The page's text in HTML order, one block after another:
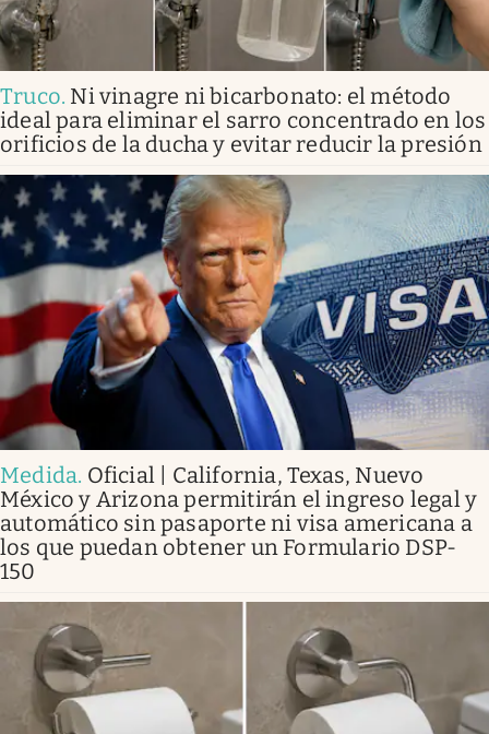
Truco. Ni vinagre ni bicarbonato: el método
ideal para eliminar el sarro concentrado en los
orificios de la ducha y evitar reducir la presión
Medida. Oficial | California, Texas, Nuevo
México y Arizona permitirán el ingreso legal y
automático sin pasaporte ni visa americana a
los que puedan obtener un Formulario DSP-
150